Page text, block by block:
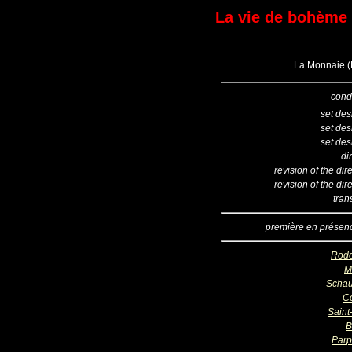
La vie de
La Monnaie
set
set
set
revision of the
revision of the
première en